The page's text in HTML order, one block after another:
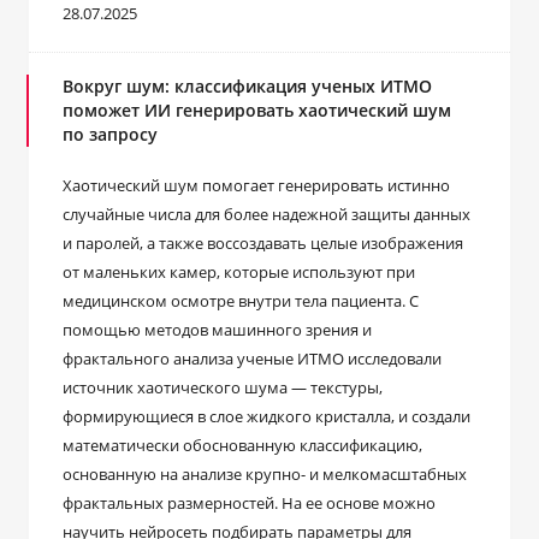
28.07.2025
Вокруг шум: классификация ученых ИТМО
поможет ИИ генерировать хаотический шум
по запросу
Хаотический шум помогает генерировать истинно
случайные числа для более надежной защиты данных
и паролей, а также воссоздавать целые изображения
от маленьких камер, которые используют при
медицинском осмотре внутри тела пациента. С
помощью методов машинного зрения и
фрактального анализа ученые ИТМО исследовали
источник хаотического шума — текстуры,
формирующиеся в слое жидкого кристалла, и создали
математически обоснованную классификацию,
основанную на анализе крупно- и мелкомасштабных
фрактальных размерностей. На ее основе можно
научить нейросеть подбирать параметры для